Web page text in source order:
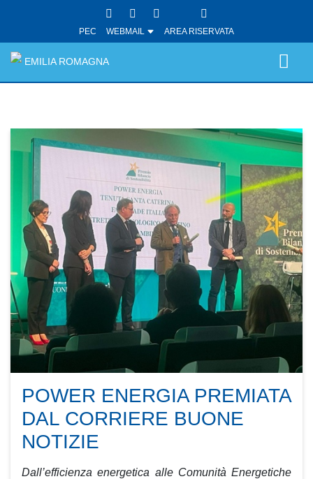
PEC WEBMAIL AREA RISERVATA
EMILIA ROMAGNA
POWER ENERGIA PREMIATA
DAL CORRIERE BUONE
NOTIZIE
Dall’efficienza energetica alle Comunità Energetiche